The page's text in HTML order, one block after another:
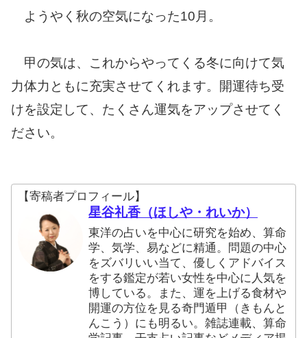
ようやく秋の空気になった10月。
甲の気は、これからやってくる冬に向けて気
力体力ともに充実させてくれます。開運待ち受
けを設定して、たくさん運気をアップさせてく
ださい。
【寄稿者プロフィール】
星谷礼香（ほしや・れいか）
東洋の占いを中心に研究を始め、算命
学、気学、易などに精通。問題の中心
をズバリいい当て、優しくアドバイス
をする鑑定が若い女性を中心に人気を
博している。また、運を上げる食材や
開運の方位を見る奇門遁甲（きもんと
んこう）にも明るい。雑誌連載、算命